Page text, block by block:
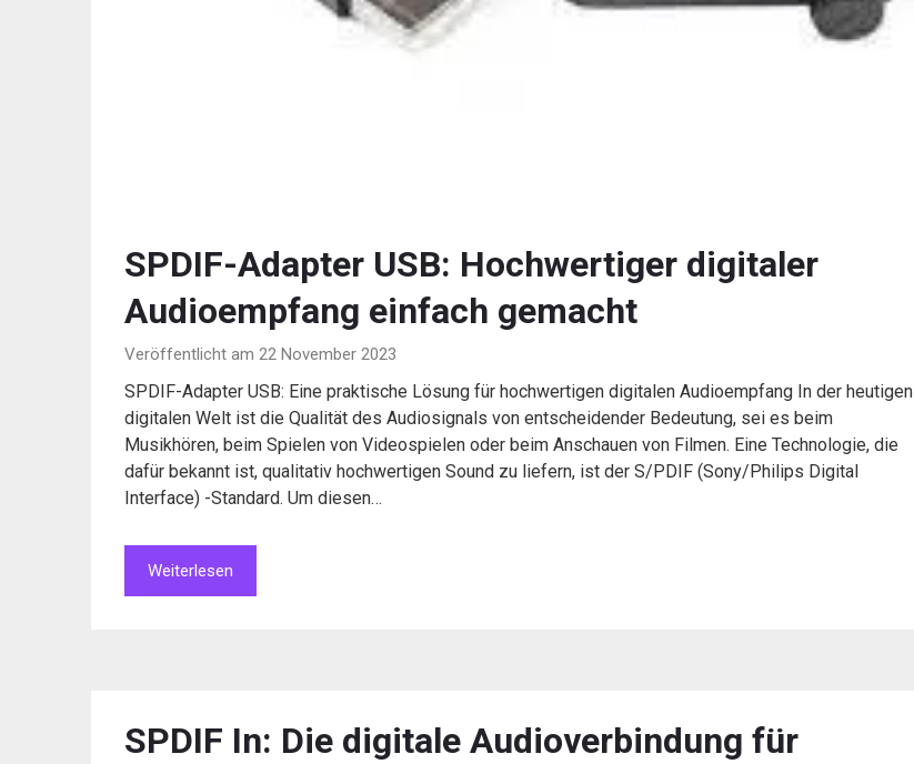
SPDIF-Adapter USB: Hochwertiger digitaler
Audioempfang einfach gemacht
Veröffentlicht am 22 November 2023
SPDIF-Adapter USB: Eine praktische Lösung für hochwertigen digitalen Audioempfang In der heutigen
digitalen Welt ist die Qualität des Audiosignals von entscheidender Bedeutung, sei es beim
Musikhören, beim Spielen von Videospielen oder beim Anschauen von Filmen. Eine Technologie, die
dafür bekannt ist, qualitativ hochwertigen Sound zu liefern, ist der S/PDIF (Sony/Philips Digital
Interface) -Standard. Um diesen…
Weiterlesen
SPDIF In: Die digitale Audioverbindung für